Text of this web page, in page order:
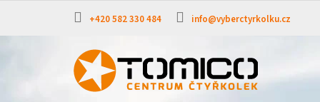
obsah
+420 582 330 484 info@vyberctyrkolku.cz